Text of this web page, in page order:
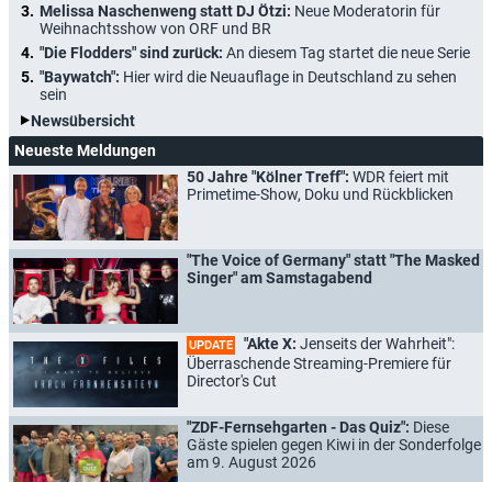
Melissa Naschenweng statt DJ Ötzi: Neue Moderatorin für
Weihnachtsshow von ORF und BR
"Die Flodders" sind zurück: An diesem Tag startet die neue Serie
"Baywatch": Hier wird die Neuauflage in Deutschland zu sehen
sein
Newsübersicht
Neueste Meldungen
50 Jahre "Kölner Treff": WDR feiert mit
Primetime-Show, Doku und Rückblicken
"The Voice of Germany" statt "The Masked
Singer" am Samstagabend
UPDATE "Akte X: Jenseits der Wahrheit":
Überraschende Streaming-Premiere für
Director's Cut
"ZDF-Fernsehgarten - Das Quiz": Diese
Gäste spielen gegen Kiwi in der Sonderfolge
am 9. August 2026